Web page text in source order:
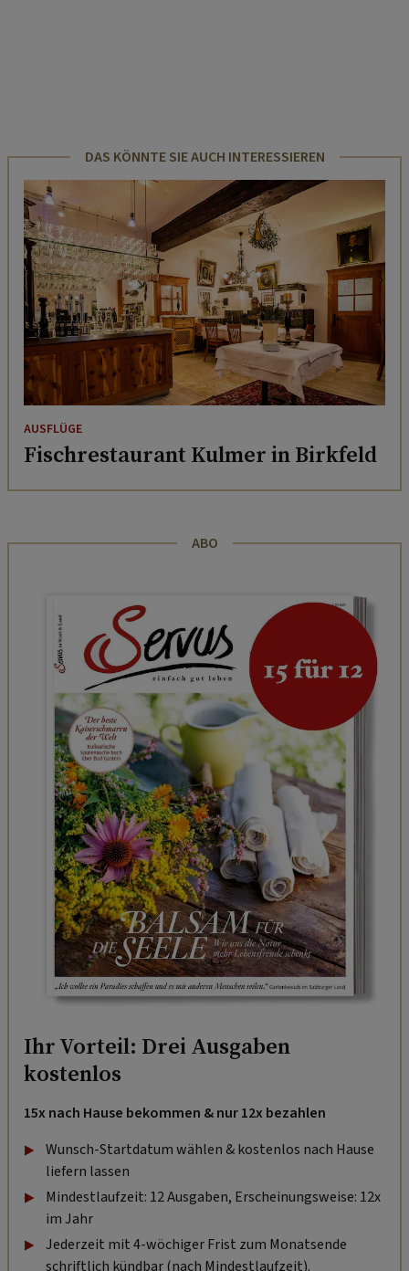
DAS KÖNNTE SIE AUCH INTERESSIEREN
AUSFLÜGE
Fischrestaurant Kulmer in Birkfeld
ABO
Ihr Vorteil: Drei Ausgaben
kostenlos
15x nach Hause bekommen & nur 12x bezahlen
Wunsch-Startdatum wählen & kostenlos nach Hause
liefern lassen
Mindestlaufzeit: 12 Ausgaben, Erscheinungsweise: 12x
im Jahr
Jederzeit mit 4-wöchiger Frist zum Monatsende
schriftlich kündbar (nach Mindestlaufzeit).